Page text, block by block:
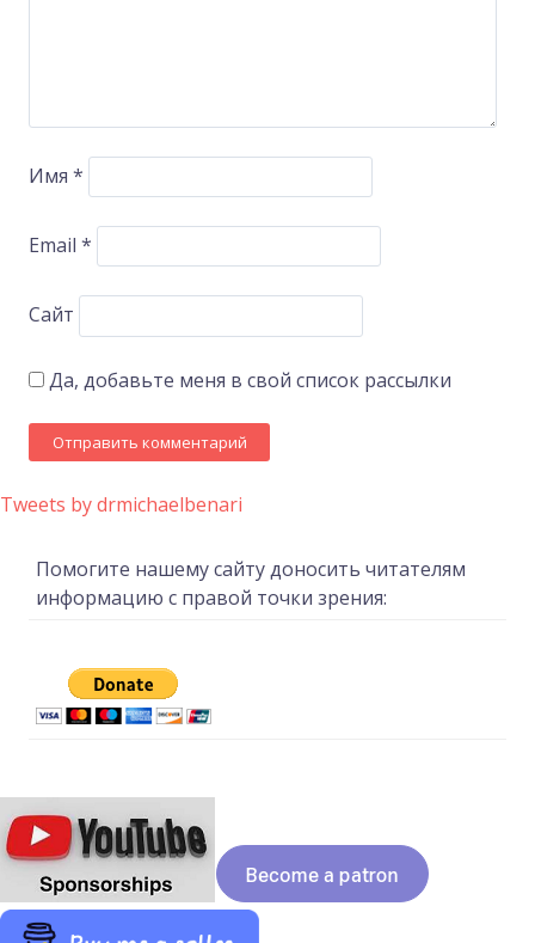
Имя *
Email *
Сайт
Да, добавьте меня в свой список рассылки
Tweets by drmichaelbenari
Помогите нашему сайту доносить читателям
информацию с правой точки зрения: